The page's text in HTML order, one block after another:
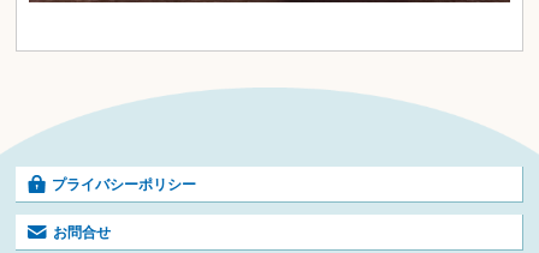
プライバシーポリシー
お問合せ